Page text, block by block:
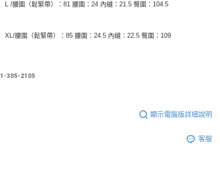
L /腰圍（鬆緊帶）：81 腰圍：24 內縫：21.5 臀圍：104.5
XL/腰圍（鬆緊帶）：85 腰圍：24.5 內縫：22.5 臀圍：109
1-305-2105
顯示電腦版詳細說明
客服